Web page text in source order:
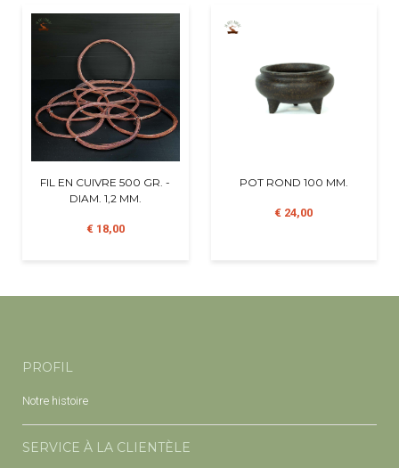
FIL EN CUIVRE 500 GR. -
DIAM. 1,2 MM.
€ 18,00
POT ROND 100 MM.
€ 24,00
PROFIL
Notre histoire
SERVICE À LA CLIENTÈLE